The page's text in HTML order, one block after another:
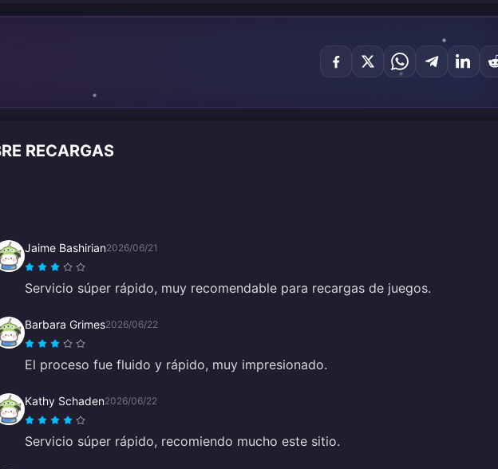
RECARGAS
Jaime Bashirian2026/06/21
Servicio súper rápido, muy recomendable para recargas de juegos.
Barbara Grimes2026/06/22
El proceso fue fluido y rápido, muy impresionado.
Kathy Schaden2026/06/22
Servicio súper rápido, recomiendo mucho este sitio.